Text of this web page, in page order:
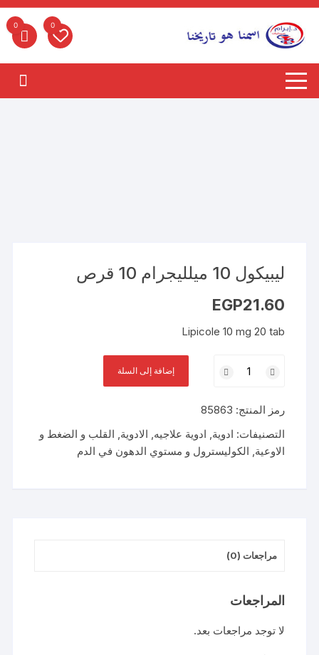
التجاوز
المحتوى
0
0
ليبيكول 10 ميلليجرام 10 قرص
EGP21.60
Lipicole 10 mg 20 tab
ليبيكول
ميلليجرام
10
قرص
إضافة إلى السلة
رمز المنتج: 85863
التصنيفات: ادوية, ادوية علاجيه, الادوية, القلب و الضغط و
الاوعية, الكوليسترول و مستوي الدهون في الدم
مراجعات (0)
المراجعات
لا توجد مراجعات بعد.